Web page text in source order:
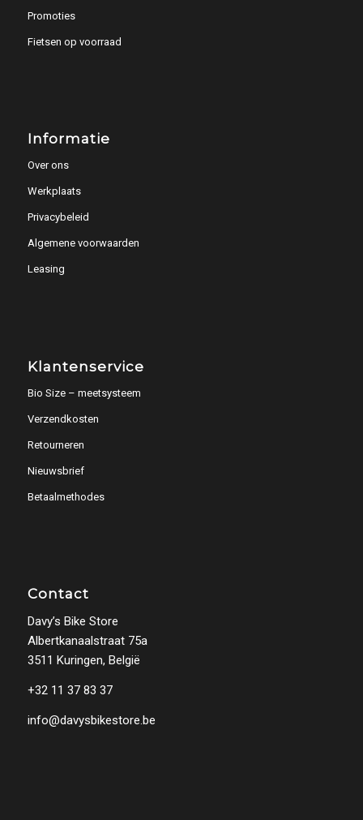
Promoties
Fietsen op voorraad
Informatie
Over ons
Werkplaats
Privacybeleid
Algemene voorwaarden
Leasing
Klantenservice
Bio Size – meetsysteem
Verzendkosten
Retourneren
Nieuwsbrief
Betaalmethodes
Contact
Davy’s Bike Store
Albertkanaalstraat 75a
3511 Kuringen, België
+32 11 37 83 37
info@davysbikestore.be